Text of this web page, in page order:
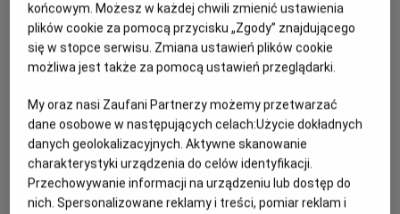
programie randkowym „The Dating Game”. Z braku innych
opcji decyduje się wziąć w nim udział. Jednym z trzech
uczestników programu jest przystojny Rodney Alcala,
którego ujmujący sposób bycia i inteligentne odpowiedzi
bardzo podobają się Cheryl. Dziewczyna jednak nie wie, że
atrakcyjny i pozornie łagodny mężczyzna jest tak
naprawdę psychopatycznym mordercą z obsesją na
punkcie młodych i naiwnych kobiet. Kiedy oboje spotykają
się studiu – Alcala jest właśnie u szczytu swojej krwawej
„kariery”.
końcowym. Możesz w każdej chwili zmienić ustawienia
plików cookie za pomocą przycisku „Zgody” znajdującego
się w stopce serwisu. Zmiana ustawień plików cookie
możliwa jest także za pomocą ustawień przeglądarki.
My oraz nasi Zaufani Partnerzy możemy przetwarzać
dane osobowe w następujących celach:Użycie dokładnych
danych geolokalizacyjnych. Aktywne skanowanie
charakterystyki urządzenia do celów identyfikacji.
Przechowywanie informacji na urządzeniu lub dostęp do
nich. Spersonalizowane reklamy i treści, pomiar reklam i